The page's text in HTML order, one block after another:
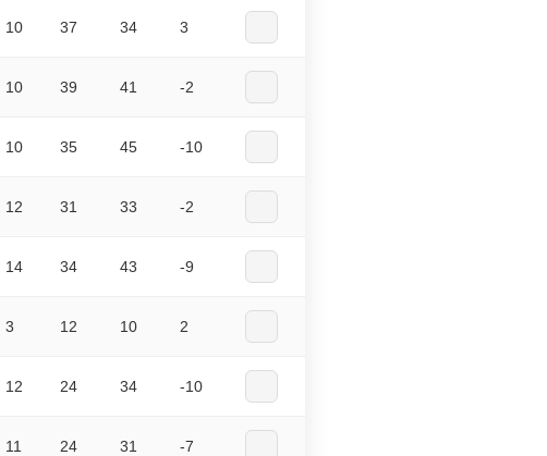
10 37 34 3
10 39 41 -2
10 35 45 -10
12 31 33 -2
14 34 43 -9
3 12 10 2
12 24 34 -10
11 24 31 -7